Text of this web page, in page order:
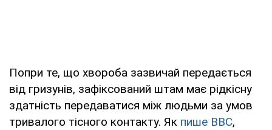
Попри те, що хвороба зазвичай передається
від гризунів, зафіксований штам має рідкісну
здатність передаватися між людьми за умов
тривалого тісного контакту. Як пише BBC,